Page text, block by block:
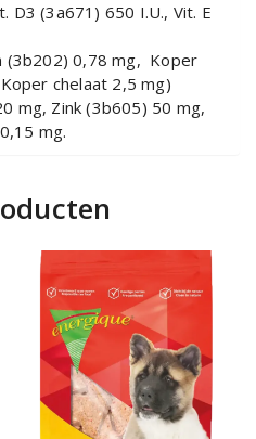
D3 (3a671) 650 I.U., Vit. E
(3b202) 0,78 mg, Koper
chelaat 2,5 mg)
mg, Zink (3b605) 50 mg,
mg.